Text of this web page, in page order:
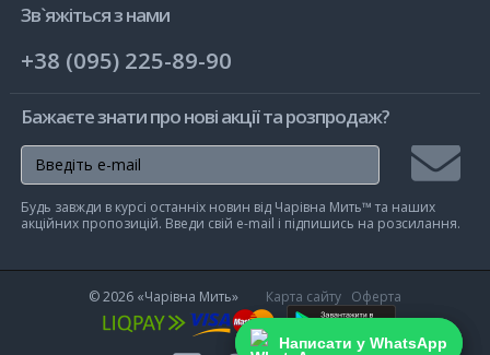
Написати у WhatsApp
Написати у WhatsApp
Зв`яжіться з нами
+38 (095) 225-89-90
Бажаєте знати про нові акції та розпродаж?
на
Будь завжди в курсі останніх новин від Чарівна Мить™ та наших
акційних пропозицій. Введи свій e-mail і підпишись на розсилання.
© 2026 «Чарівна Мить» Карта сайту Оферта